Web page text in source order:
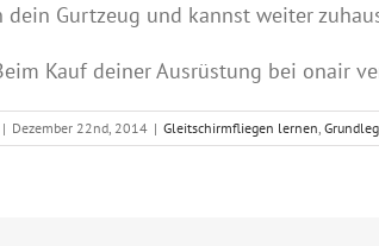
dein Gurtzeug und kannst weiter
Kauf deiner Ausrüstung bei onair
| Dezember 22nd, 2014 | Gleitschirmfliegen lernen,